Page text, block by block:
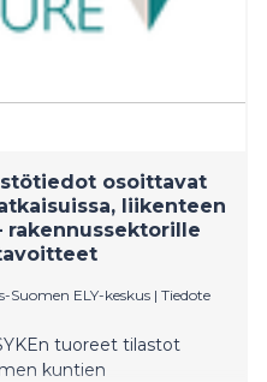
osoittavat
liikenteen
rakennussektorille
Suomen ELY-keskus | Tiedote
tuoreet tilastot
kuntien